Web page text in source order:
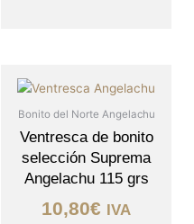
Bonito del Norte Angelachu
Ventresca de bonito
selección Suprema
Angelachu 115 grs
10,80€
IVA